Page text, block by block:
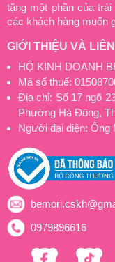
tặng một phần của
các khách hàng muốn
GIỚI THIỆU VÀ
HỘ KINH DOANH
Mã số thuế:
Địa chỉ: Số 17 ngõ
Phường Hà Đông,
Người đại diện: Ông
0979896616